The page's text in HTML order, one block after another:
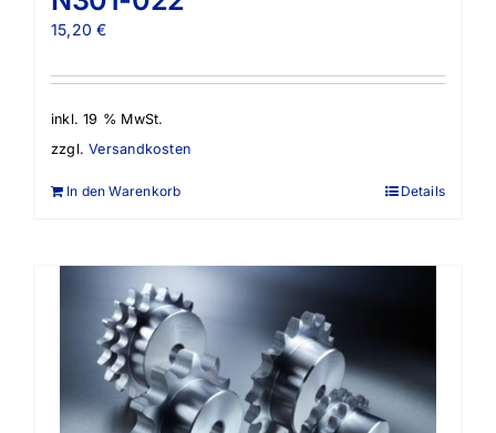
15,20€
inkl. 19 % MwSt.
zzgl.Versandkosten
In den Warenkorb Details